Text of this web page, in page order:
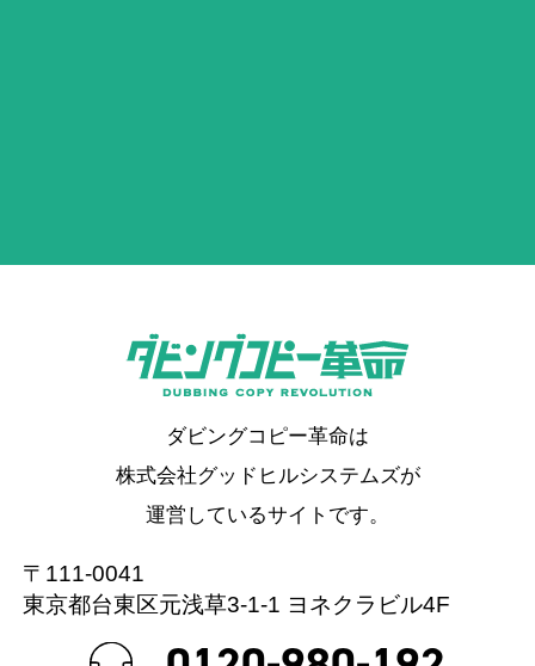
ダビングコピー革命は
株式会社グッドヒルシステムズが
運営しているサイトです。
〒111-0041
東京都台東区元浅草3-1-1 ヨネクラビル4F